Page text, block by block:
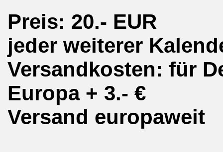
Preis: 20.- EUR
jeder weiterer
Versandkosten: für
Europa + 3.- €
Versand europaweit